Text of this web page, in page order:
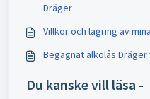
Dräger
Villkor och lagring av
Begagnat alkolås
Du kanske vill läsa -